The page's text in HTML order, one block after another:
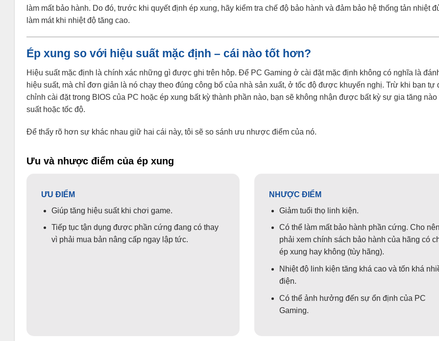
làm mất bảo hành. Do đó, trước khi quyết định ép xung, hãy kiểm tra chế độ bảo hành và đảm bảo hệ thống tản nhiệt
làm mát khi nhiệt độ tăng cao.
Ép xung so với hiệu suất mặc định – cái nào tốt hơn?
Hiệu suất mặc định là chính xác những gì được ghi trên hôp. Để PC Gaming ở cài đặt mặc định không có nghĩa là
hiệu suất, mà chỉ đơn giản là nó chạy theo đúng công bố của nhà sản xuất, ở tốc độ được khuyến nghị. Trừ khi bạn tự
chỉnh cài đặt trong BIOS của PC hoặc ép xung bất kỳ thành phần nào, bạn sẽ không nhận được bất kỳ sự gia tăng nào
suất hoặc tốc độ.
Để thấy rõ hơn sự khác nhau giữ hai cái này, tôi sẽ so sánh ưu nhược điểm của nó.
Ưu và nhược điểm của ép xung
ƯU ĐIỂM
Giúp tăng hiệu suất khi chơi game.
Tiếp tục tận dụng được phần cứng đang có thay
vì phải mua bản nâng cấp ngay lập tức.
NHƯỢC ĐIỂM
Giảm tuổi thọ linh kiện.
Có thể làm mất bảo hành phần cứng. Cho nên
phải xem chính sách bảo hành của hãng có
ép xung hay không (tùy hãng).
Nhiệt độ linh kiện tăng khá cao và tốn khá
điện.
Có thể ảnh hưởng đến sự ổn định của PC
Gaming.